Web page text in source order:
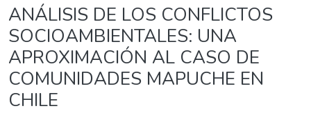
ANÁLISIS DE LOS CONFLICTOS
SOCIOAMBIENTALES: UNA
APROXIMACIÓN AL CASO DE
COMUNIDADES MAPUCHE EN
CHILE